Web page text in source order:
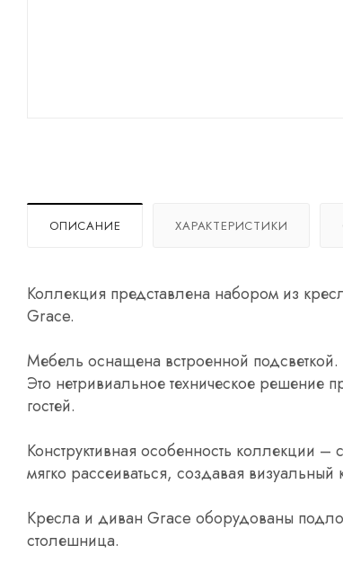
ОПИСАНИЕ ХАРАКТЕРИСТИКИ
Коллекция представлена набором из
Grace.
Мебель оснащена встроенной подсветкой.
Это нетривиальное техническое решение
гостей.
Конструктивная особенность коллекции –
мягко рассеиваться, создавая визуальный
Кресла и диван Grace оборудованы
столешница.